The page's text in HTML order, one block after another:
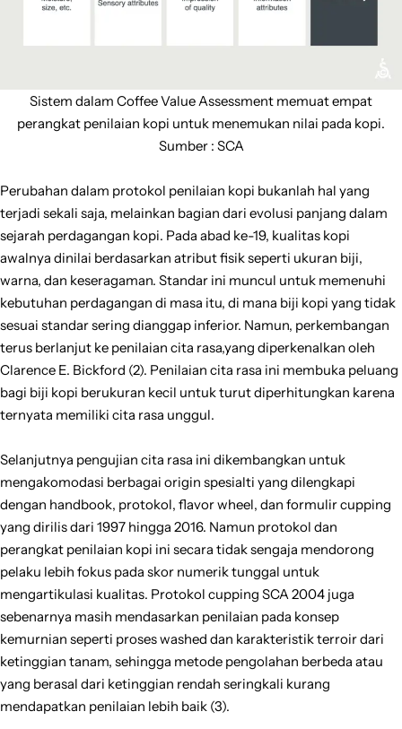
Sistem dalam Coffee Value Assessment memuat empat
perangkat penilaian kopi untuk menemukan nilai pada kopi.
Sumber : SCA
Perubahan dalam protokol penilaian kopi bukanlah hal yang
terjadi sekali saja, melainkan bagian dari evolusi panjang dalam
sejarah perdagangan kopi. Pada abad ke-19, kualitas kopi
awalnya dinilai berdasarkan atribut fisik seperti ukuran biji,
warna, dan keseragaman. Standar ini muncul untuk memenuhi
kebutuhan perdagangan di masa itu, di mana biji kopi yang tidak
sesuai standar sering dianggap inferior. Namun, perkembangan
terus berlanjut ke penilaian cita rasa,yang diperkenalkan oleh
Clarence E. Bickford (2). Penilaian cita rasa ini membuka peluang
bagi biji kopi berukuran kecil untuk turut diperhitungkan karena
ternyata memiliki cita rasa unggul.
Selanjutnya pengujian cita rasa ini dikembangkan untuk
mengakomodasi berbagai origin spesialti yang dilengkapi
dengan handbook, protokol, flavor wheel, dan formulir cupping
yang dirilis dari 1997 hingga 2016. Namun protokol dan
perangkat penilaian kopi ini secara tidak sengaja mendorong
pelaku lebih fokus pada skor numerik tunggal untuk
mengartikulasi kualitas. Protokol cupping SCA 2004 juga
sebenarnya masih mendasarkan penilaian pada konsep
kemurnian seperti proses washed dan karakteristik terroir dari
ketinggian tanam, sehingga metode pengolahan berbeda atau
yang berasal dari ketinggian rendah seringkali kurang
mendapatkan penilaian lebih baik (3).